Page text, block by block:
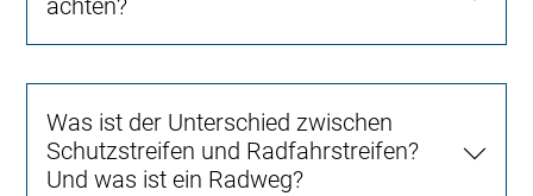
achten?
Was ist der Unterschied zwischen
Schutzstreifen und Radfahrstreifen?
Und was ist ein Radweg?